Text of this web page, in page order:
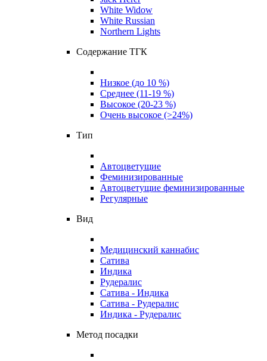
White Widow
White Russian
Northern Lights
Содержание ТГК
Низкое (до 10 %)
Среднее (11-19 %)
Высокое (20-23 %)
Очень высокое (>24%)
Тип
Автоцветущие
Феминизированные
Автоцветущие феминизированные
Регулярные
Вид
Медицинский каннабис
Сатива
Индика
Рудералис
Сатива - Индика
Сатива - Рудералис
Индика - Рудералис
Метод посадки